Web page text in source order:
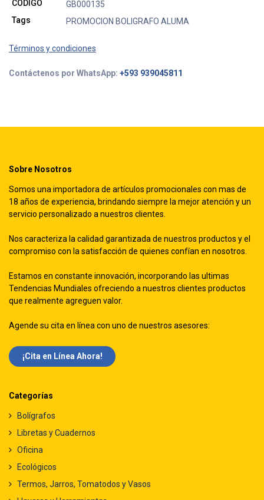
CODIGO
GB000135
Tags
PROMOCION BOLIGRAFO ALUMA
Términos y condiciones
Contáctenos por WhatsApp: +593 939045811
Sobre Nosotros
Somos una importadora de artículos promocionales con mas de
18 años de experiencia, brindando siempre la mejor atención y un
servicio personalizado a nuestros clientes.
Nos caracteriza la calidad garantizada de nuestros productos y el
compromiso con la satisfacción de quienes confían en nosotros.
Estamos en constante innovación, incorporando las ultimas
Tendencias Mundiales ofreciendo a nuestros clientes productos
que realmente agreguen valor.
Agende su cita en línea con uno de nuestros asesores:
¡Cita en Línea Ah​​ora!
Categorías
Bolígrafos
Libretas y Cuadernos
Oficina
Ecológicos
Termos, Jarros, Tomatodos y Vasos